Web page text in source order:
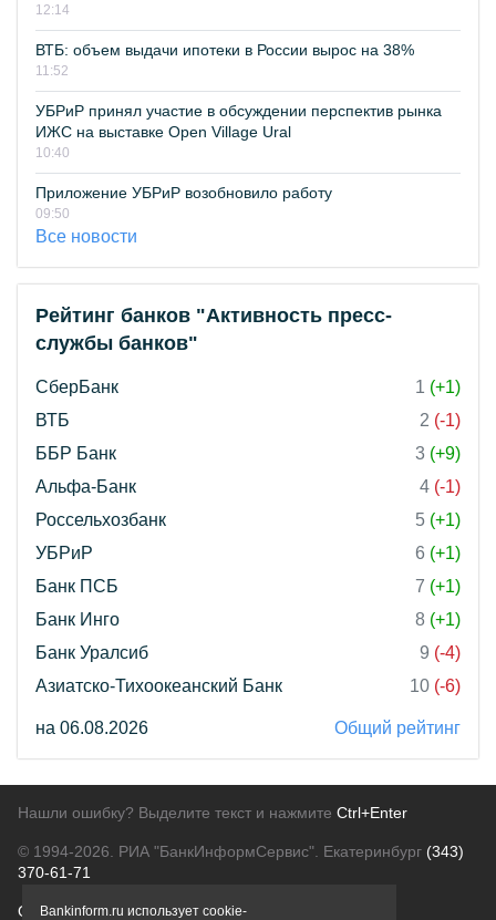
12:14
ВТБ: объем выдачи ипотеки в России вырос на 38%
11:52
УБРиР принял участие в обсуждении перспектив рынка
ИЖС на выставке Open Village Ural
10:40
Приложение УБРиР возобновило работу
09:50
Все новости
Рейтинг банков "Активность пресс-
службы банков"
СберБанк 1 (+1)
ВТБ
2 (-1)
ББР Банк
3 (+9)
Альфа-Банк
4 (-1)
Россельхозбанк
5 (+1)
УБРиР
6 (+1)
Банк ПСБ
7 (+1)
Банк Инго
8 (+1)
Банк Уралсиб
9 (-4)
Азиатско-Тихоокеанский Банк
10 (-6)
на 06.08.2026 Общий рейтинг
Нашли ошибку? Выделите текст и нажмите Ctrl+Enter
© 1994-2026. РИА "БанкИнформСервис". Екатеринбург (343)
370-61-71
О проектеПолитика конфиденциальности
Bankinform.ru использует cookie-